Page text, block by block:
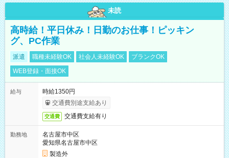
未読
高時給！平日休み！日勤のお仕事！ピッキン
グ、PC作業
派遣 職種未経験OK 社会人未経験OK
ブランクOK
WEB登録・面接OK
給与
時給1350円
交通費別途支給あり
交通費 交通費支給有り
勤務地
名古屋市中区
愛知県名古屋市中区
製造外